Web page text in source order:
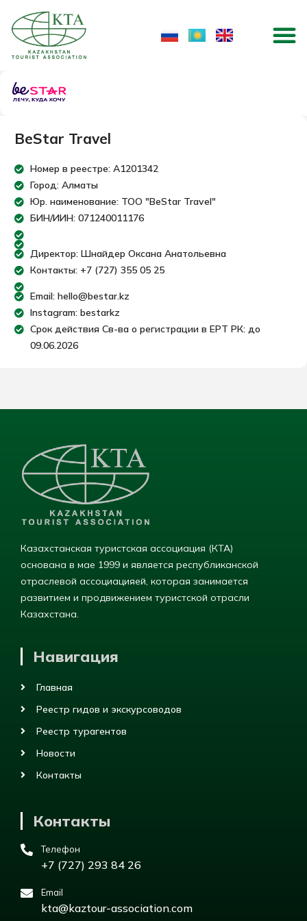
содержимому
BeStar Travel
Номер в реестре: A1201342
Город: Алматы
Юр. наименование: ТОО "BeStar Travel"
БИН/ИИН: 071240011176
Директор: Шнайдер Оксана Анатольевна
Контакты: +7 (727) 355 05 25
Email: hello@bestar.kz
Instagram: bestarkz
Срок действия Св-ва о регистрации в ЕРТ РК: до
09.06.2026
Казахстанская туристская ассоциация (КТА)
основана в мае 1999 и является республиканской
отраслевой ассоциацияей, которая занимается
развитием и продвижением туристской отрасли
Казахстана.
Навигация
Главная
Реестр гидов и экскурсоводов
Реестр турагентов
Новости
Контакты
Контакты
Телефон
+7 (727) 293 84 26
Email
kta@kaztour-association.com